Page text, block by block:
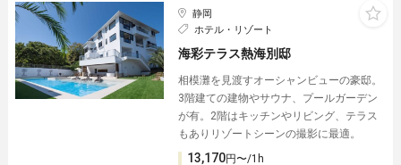
静岡
ホテル・リゾート
海彩テラス熱海別邸
相模灘を見渡すオーシャンビューの豪邸︎。
3階建ての建物やサウナ、プールガーデン
が有。2階はキッチンやリビング、テラス
もありリゾートシーンの撮影に最適。
13,170円〜/1h